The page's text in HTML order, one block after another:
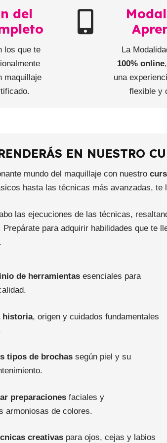
del
los que te
maquillaje
La
100% online
una
flexible y
EN NUESTRO
mundo del maquillaje con nuestro
hasta las técnicas más avanzadas, te
las ejecuciones de las técnicas,
Prepárate para adquirir habilidades que te
.
de herramientasesenciales para
historia, origen y cuidados fundamentales
tipos de brochassegún piel y su
preparacionesfaciales y
armoniosas de colores.
creativaspara ojos, cejas y labios